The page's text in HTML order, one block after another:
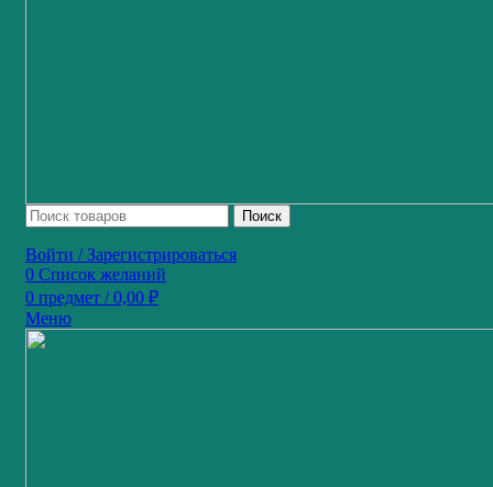
Поиск
Войти / Зарегистрироваться
0 Список желаний
0 предмет / 0,00 ₽
Меню